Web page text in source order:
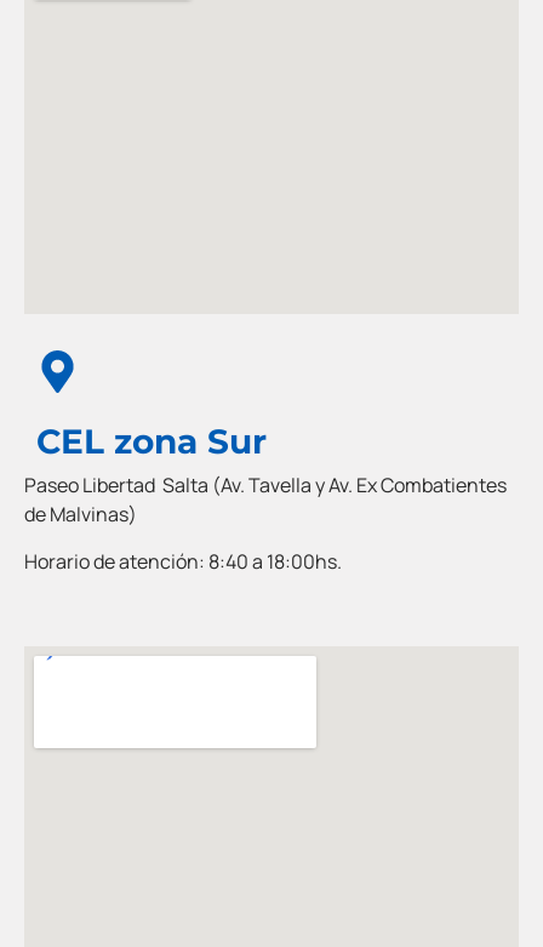
CEL zona Sur
Paseo Libertad Salta (Av. Tavella y Av. Ex Combatientes
de Malvinas)
Horario de atención: 8:40 a 18:00hs.